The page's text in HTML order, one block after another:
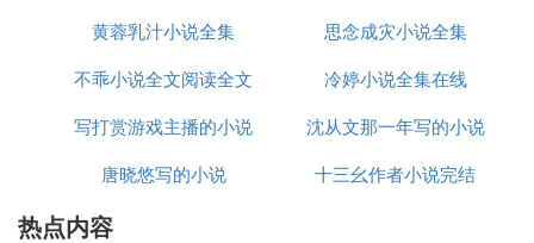
人……慕容恪捉到冉闵后，献与国主慕容俊，慕容俊
嘲笑冉闵：“你只有奴仆下人的才能，凭什么敢妄自
尤称帝，况我中土英雄呼！”慕容俊大怒，令人鞭之
三百，然后送至龙城，斩于遏陉山。冉闵死后，山左
右七里草木悉枯，蝗虫大起，从五月到十二月，天上
滴雨未降。慕容俊大惊，派人前往祭祀，追封冉闵为
说
黄蓉乳汁小说全集
思念成灾小说全集
不乖小说全文阅读全文
冷婷小说全集在线
写打赏游戏主播的小说
沈从文那一年写的小说
长河
唐晓悠写的小说 十三幺作者小说完结
热点内容